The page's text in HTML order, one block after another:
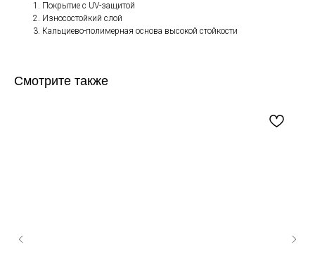
Покрытие с UV-защитой
Износостойкий слой
Кальциево-полимерная основа высокой стойкости
Смотрите также